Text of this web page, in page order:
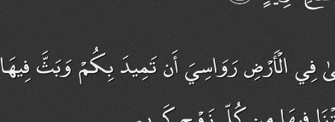
فِي الْأَرْضِ رَوَاسِيَ أَن تَمِيدَ بِكُمْ وَبَثَّ فِيهَا